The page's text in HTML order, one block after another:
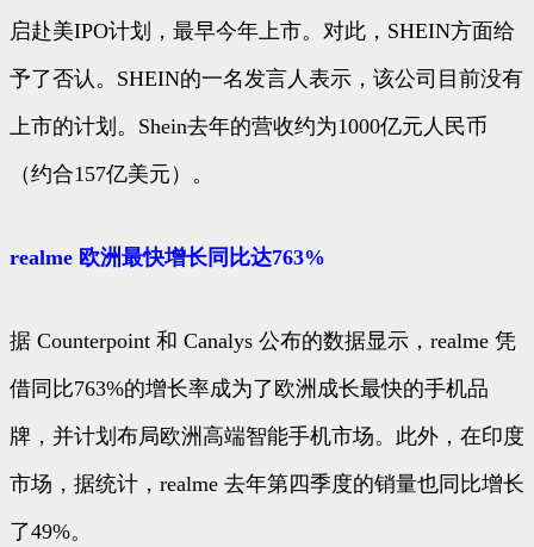
启赴美IPO计划，最早今年上市。对此，SHEIN方面给
予了否认。SHEIN的一名发言人表示，该公司目前没有
上市的计划。Shein去年的营收约为1000亿元人民币
（约合157亿美元）。
realme 欧洲最快增长同比达763%
据 Counterpoint 和 Canalys 公布的数据显示，realme 凭
借同比763%的增长率成为了欧洲成长最快的手机品
牌，并计划布局欧洲高端智能手机市场。此外，在印度
市场，据统计，realme 去年第四季度的销量也同比增长
了49%。